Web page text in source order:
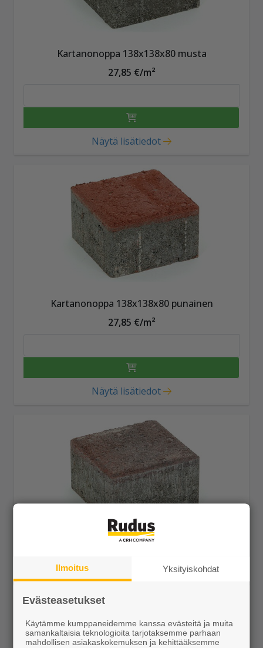
Kartanonoppa 138x138x80 musta
27,85 €/m²
Näytä lisätiedot
Kartanonoppa 138x138x80 punainen
27,85 €/m²
Näytä lisätiedot
Näytä lisätiedot
Ilmoitus Yksityiskohdat
Evästeasetukset
Käytämme kumppaneidemme kanssa evästeitä ja muita
samankaltaisia teknologioita tarjotaksemme parhaan
mahdollisen asiakaskokemuksen ja kehittääksemme